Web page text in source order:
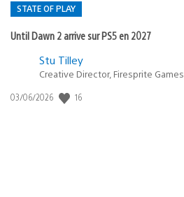
STATE OF PLAY
Until Dawn 2 arrive sur PS5 en 2027
Postée
:
Stu Tilley
Creative Director, Firesprite Games
Date
03/06/2026 16